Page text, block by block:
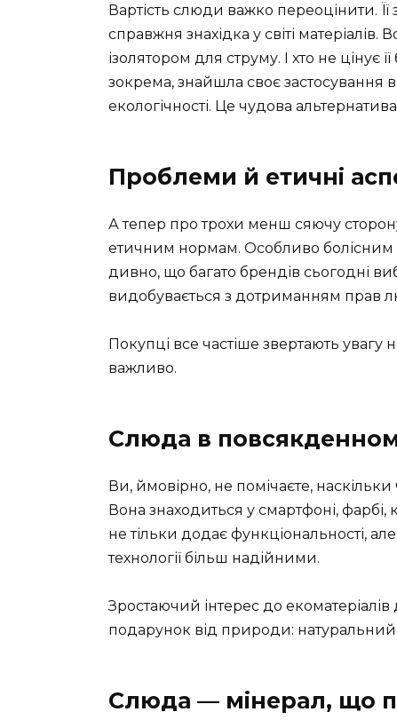
Вартість слюди важко переоцінити.
справжня знахідка у світі
ізолятором для струму. І хто не цінує
зокрема, знайшла своє застосування
екологічності. Це чудова
Проблеми й етичні
А тепер про трохи менш сяючу
етичним нормам. Особливо болісним
дивно, що багато брендів сьогодні
видобувається з дотриманням прав
Покупці все частіше звертають
важливо.
Слюда в
Ви, ймовірно, не помічаєте,
Вона знаходиться у смартфоні, фарбі,
не тільки додає функціональності,
технології більш надійними.
Зростаючий інтерес до
подарунок від природи:
Слюда — мінерал, що